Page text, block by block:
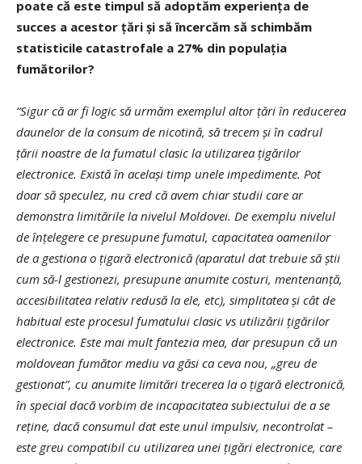
poate că este timpul să adoptăm experiența de
succes a acestor țări și să încercăm să schimbăm
statisticile catastrofale a 27% din populația
fumătorilor?
“Sigur că ar fi logic să urmăm exemplul altor țări în reducerea
daunelor de la consum de nicotină, să trecem și în cadrul
țării noastre de la fumatul clasic la utilizarea țigărilor
electronice. Există în același timp unele impedimente. Pot
doar să speculez, nu cred că avem chiar studii care ar
demonstra limitările la nivelul Moldovei. De exemplu nivelul
de înțelegere ce presupune fumatul, capacitatea oamenilor
de a gestiona o țigară electronică (aparatul dat trebuie să știi
cum să-l gestionezi, presupune anumite costuri, mentenanță,
accesibilitatea relativ redusă la ele, etc), simplitatea și cât de
habitual este procesul fumatului clasic vs utilizării țigărilor
electronice. Este mai mult fantezia mea, dar presupun că un
moldovean fumător mediu va găsi ca ceva nou, „greu de
gestionat”, cu anumite limitări trecerea la o țigară electronică,
în special dacă vorbim de incapacitatea subiectului de a se
reține, dacă consumul dat este unul impulsiv, necontrolat –
este greu compatibil cu utilizarea unei țigări electronice, care